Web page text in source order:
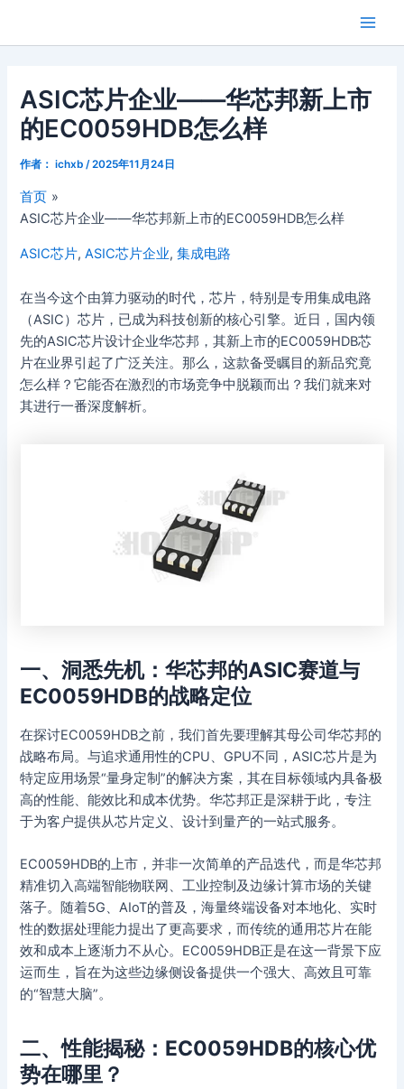
Main
ASIC芯片企业——华芯邦新上市
的EC0059HDB怎么样
作者： ichxb/2025年11月24日
首页
ASIC芯片企业——华芯邦新上市的EC0059HDB怎么样
ASIC芯片,ASIC芯片企业,集成电路
在当今这个由算力驱动的时代，芯片，特别是专用集成电路
（ASIC）芯片，已成为科技创新的核心引擎。近日，国内领
先的ASIC芯片设计企业华芯邦，其新上市的EC0059HDB芯
片在业界引起了广泛关注。那么，这款备受瞩目的新品究竟
怎么样？它能否在激烈的市场竞争中脱颖而出？我们就来对
其进行一番深度解析。
一、洞悉先机：华芯邦的ASIC赛道与
EC0059HDB的战略定位
在探讨EC0059HDB之前，我们首先要理解其母公司华芯邦的
战略布局。与追求通用性的CPU、GPU不同，ASIC芯片是为
特定应用场景“量身定制”的解决方案，其在目标领域内具备极
高的性能、能效比和成本优势。华芯邦正是深耕于此，专注
于为客户提供从芯片定义、设计到量产的一站式服务。
EC0059HDB的上市，并非一次简单的产品迭代，而是华芯邦
精准切入高端智能物联网、工业控制及边缘计算市场的关键
落子。随着5G、AIoT的普及，海量终端设备对本地化、实时
性的数据处理能力提出了更高要求，而传统的通用芯片在能
效和成本上逐渐力不从心。EC0059HDB正是在这一背景下应
运而生，旨在为这些边缘侧设备提供一个强大、高效且可靠
的“智慧大脑”。
二、性能揭秘：EC0059HDB的核心优
势在哪里？